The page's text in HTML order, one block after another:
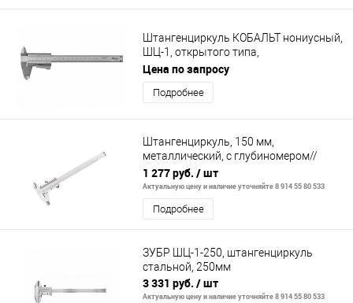
Штангенциркуль КОБАЛЬТ нониусный,
ШЦ-1, открытого типа,
МОНОБЛОЧНЫЙ, 150 мм, точность
0,02 мм, глуби
Цена по запросу
Подробнее
Штангенциркуль, 150 мм,
металлический, с глубиномером//
MATRIX
1 277 руб. / шт
Актуальную цену и наличие уточняйте 8 914 55 80 533
Подробнее
ЗУБР ШЦ-1-250, штангенциркуль
стальной, 250мм
3 331 руб. / шт
Актуальную цену и наличие уточняйте 8 914 55 80 533